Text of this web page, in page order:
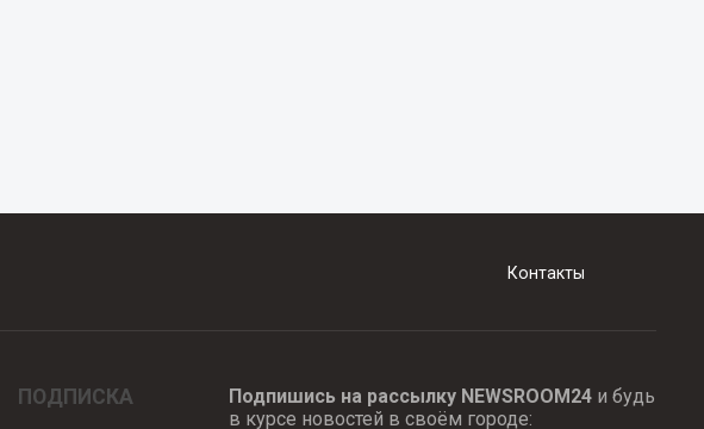
Контакты
ПОДПИСКА Подпишись на рассылку NEWSROOM24и будь
в курсе новостей в своём городе: